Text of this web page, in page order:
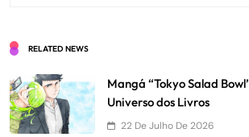
RELATED NEWS
Mangá “Tokyo Salad
Universo dos Livros
22 De Julho De 2026